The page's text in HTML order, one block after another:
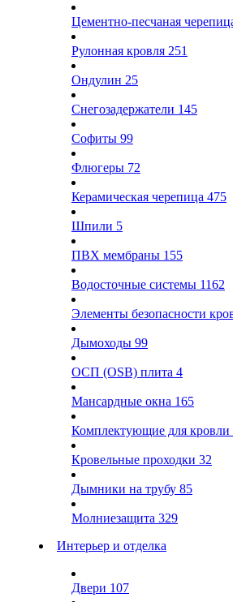
Цементно-песчаная
Рулонная кровля 251
Ондулин 25
Снегозадержатели 145
Софиты 99
Флюгеры 72
Керамическая черепица 475
Шпили 5
ПВХ мембраны 155
Водосточные системы 1162
Элементы безопасности
Дымоходы 99
ОСП (OSB) плита 4
Мансардные окна 165
Комплектующие для кровли
Кровельные проходки 32
Дымники на трубу 85
Молниезащита 329
Интерьер и отделка
Двери 107